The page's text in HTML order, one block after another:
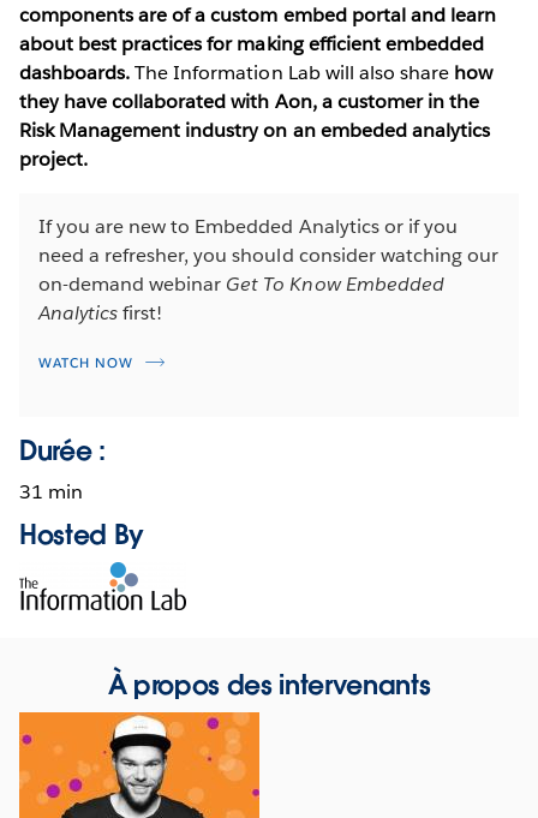
components are of a custom embed portal and learn
about best practices for making efficient embedded
dashboards.The Information Lab will also share how
they have collaborated with Aon, a customer in the
Risk Management industry on an embeded analytics
project.
If you are new to Embedded Analytics or if you
need a refresher, you should consider watching our
on-demand webinar Get To Know Embedded
Analyticsfirst!
WATCH NOW
Durée :
31 min
Hosted By
Opens
in
À propos des intervenants